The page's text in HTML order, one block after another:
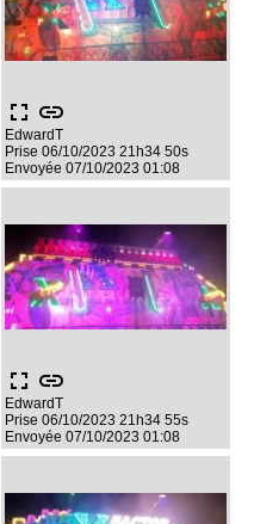
fullscreen link
EdwardT
Prise 06/10/2023 21h34 50s
Envoyée 07/10/2023 01:08
fullscreen link
EdwardT
Prise 06/10/2023 21h34 55s
Envoyée 07/10/2023 01:08